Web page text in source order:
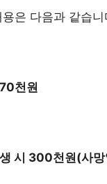
은 다음과 같습니
천원
시 300천원(사